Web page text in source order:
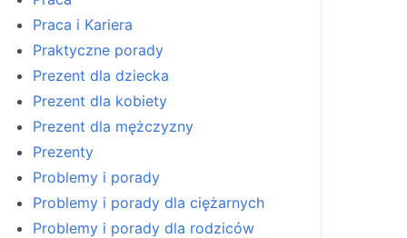
Praca i Kariera
Praktyczne porady
Prezent dla dziecka
Prezent dla kobiety
Prezent dla mężczyzny
Prezenty
Problemy i porady
Problemy i porady dla ciężarnych
Problemy i porady dla rodziców